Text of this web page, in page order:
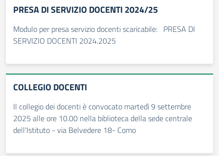
PRESA DI SERVIZIO DOCENTI 2024/25
Modulo per presa servizio docenti scaricabile: PRESA DI
SERVIZIO DOCENTI 2024.2025
COLLEGIO DOCENTI
Il collegio dei docenti è convocato martedì 9 settembre
2025 alle ore 10.00 nella biblioteca della sede centrale
dell'Istituto - via Belvedere 18- Como